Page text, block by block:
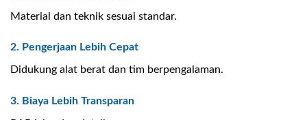
Material dan teknik sesuai standar.
2. Pengerjaan Lebih Cepat
Didukung alat berat dan tim berpengalaman.
3. Biaya Lebih Transparan